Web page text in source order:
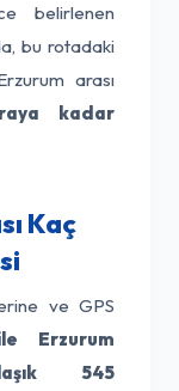
belirlenen
bu rotadaki
arası
kadar
Kaç
ve GPS
Erzurum
545